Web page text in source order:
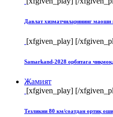
Давлат хизматчиларининг маоши
[xfgiven_play] [/
Samarkand-2028 орбитага
Жамият
[xfgiven_play] [/
Тезликни 80 км/соатдан ортиқ